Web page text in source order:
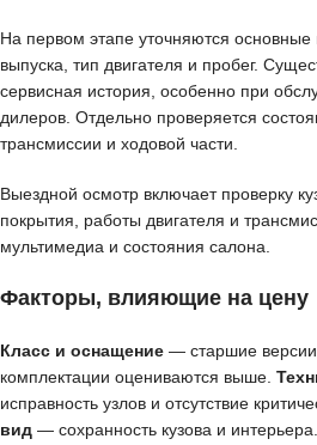
На первом этапе уточняются
выпуска, тип двигателя и пробег.
сервисная история, особенно при
дилеров. Отдельно проверяется
трансмиссии и ходовой части.
Выездной осмотр включает проверку
покрытия, работы двигателя и
мультимедиа и состояния салона.
Факторы, влияющие на цену
Класс и оснащение — старшие
комплектации оцениваются выше.
исправность узлов и отсутствие
вид — сохранность кузова и интерьера.